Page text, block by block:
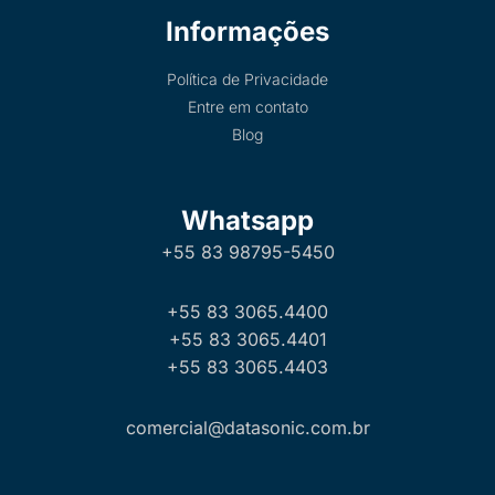
Informações
Política de Privacidade
Entre em contato
Blog
Whatsapp
+55 83 98795-5450
+55 83 3065.4400
+55 83 3065.4401
+55 83 3065.4403
comercial@datasonic.com.br